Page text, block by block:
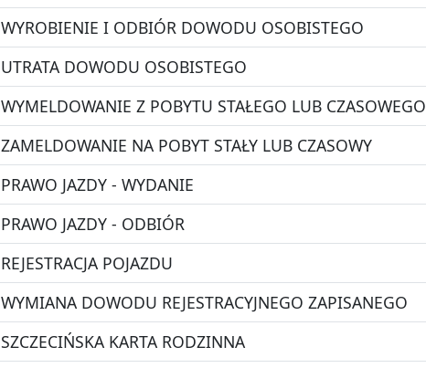
WYROBIENIE I ODBIÓR DOWODU OSOBISTEGO
UTRATA DOWODU OSOBISTEGO
WYMELDOWANIE Z POBYTU STAŁEGO LUB CZASOWEGO
ZAMELDOWANIE NA POBYT STAŁY LUB CZASOWY
PRAWO JAZDY - WYDANIE
PRAWO JAZDY - ODBIÓR
REJESTRACJA POJAZDU
WYMIANA DOWODU REJESTRACYJNEGO ZAPISANEGO
SZCZECIŃSKA KARTA RODZINNA